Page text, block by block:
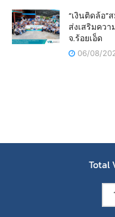
“เงินติดล้อ
ส่งเสริมคว
จ.ร้อยเอ็ด
06/08/
Total